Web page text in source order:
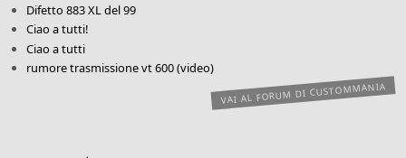
Difetto 883 XL del 99
Ciao a tutti!
Ciao a tutti
rumore trasmissione vt 600 (video)
VAI AL FORUM DI CUSTOMMANIA